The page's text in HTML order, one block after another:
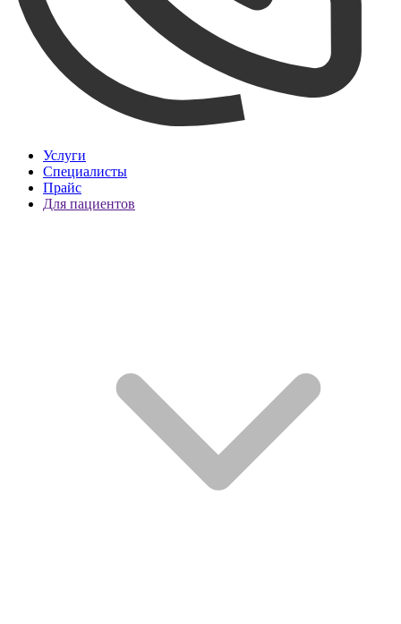
Услуги
Специалисты
Прайс
Для пациентов